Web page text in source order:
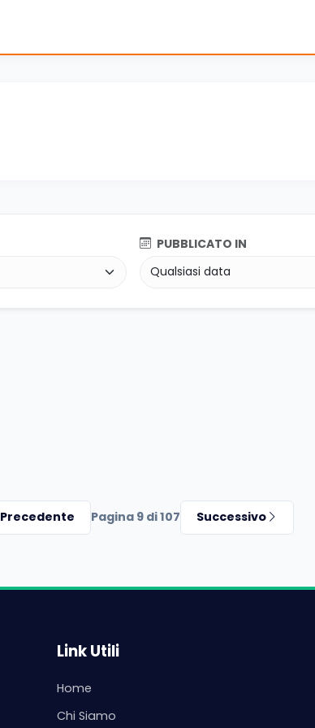
PUBBLICATO IN
Precedente Pagina 9 di 107 Successivo
Link Utili
Home
Chi Siamo